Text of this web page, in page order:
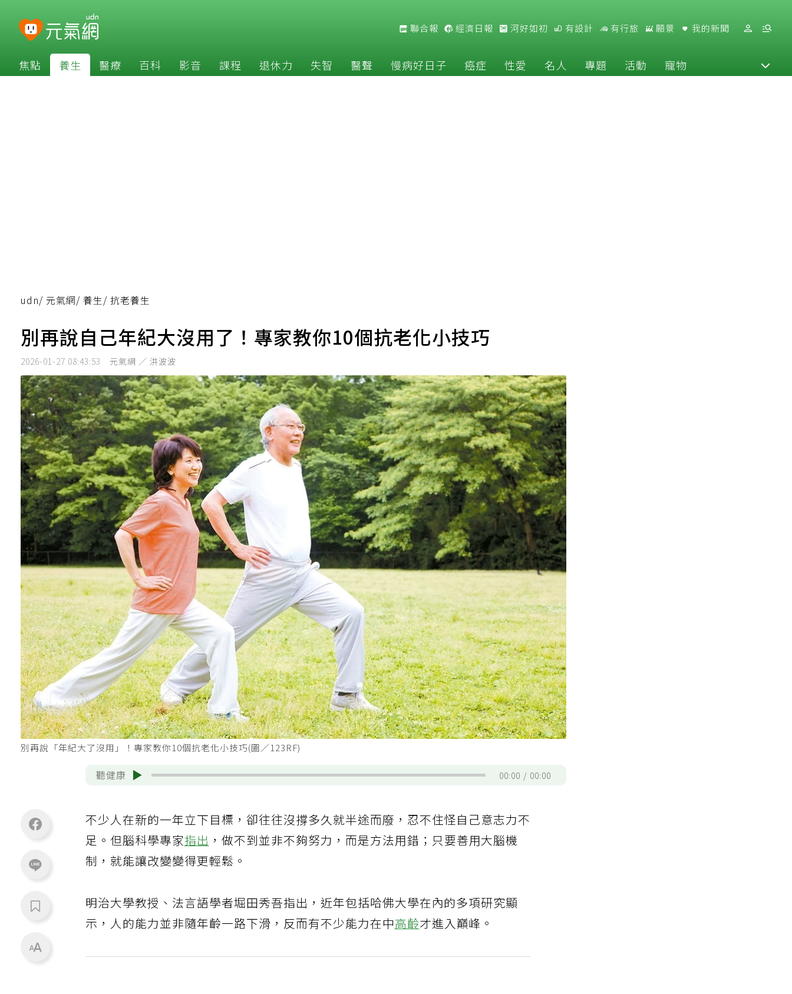
聯合報 經濟日報 河好如初 有設計 有行旅 願景 我的新聞
焦點 養生 醫療 百科 影音 課程 退休力 失智 醫聲 慢病好日子 癌症 性愛 名人 專題 活動 寵物
udn/ 元氣網/ 養生/ 抗老養生
別再說自己年紀大沒用了！專家教你10個抗老化小技巧
2026-01-27 08:43:53 元氣網 ／ 洪波波
別再說「年紀大了沒用」！專家教你10個抗老化小技巧(圖／123RF)
聽健康 00:00 00:00
不少人在新的一年立下目標，卻往往沒撐多久就半途而廢，忍不住怪自己意志力不
足。但腦科學專家指出 ，做不到並非不夠努力，而是方法用錯；只要善用大腦機
制，就能讓改變變得更輕鬆。
明治大學教授、法言語學者堀田秀吾指出，近年包括哈佛大學在內的多項研究顯
示，人的能力並非隨年齡一路下滑，反而有不少能力在中高齡才進入巔峰。